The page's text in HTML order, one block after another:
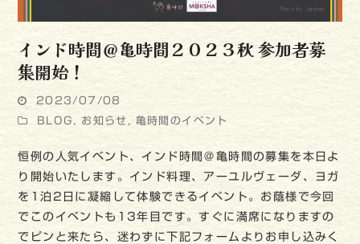
インド時間＠亀時間２０２３秋 参加者募
集開始！
2023/07/08
BLOG , お知らせ , 亀時間のイベント
恒例の人気イベント、インド時間＠亀時間の募集を本日よ
り開始いたします。インド料理、アーユルヴェーダ、ヨガ
を1泊2日に凝縮して体験できるイベント。お蔭様で今回
でこのイベントも13年目です。すぐに満席になりますの
でピンと来たら、迷わずに下記フォームよりお申し込みく